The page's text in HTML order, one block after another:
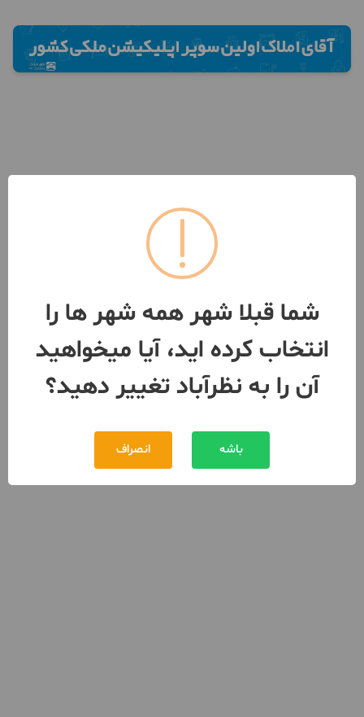
شما قبلا شهر همه شهر ها را
انتخاب کرده اید، آیا میخواهید
آن را به نظرآباد تغییر دهید؟
باشه انصراف